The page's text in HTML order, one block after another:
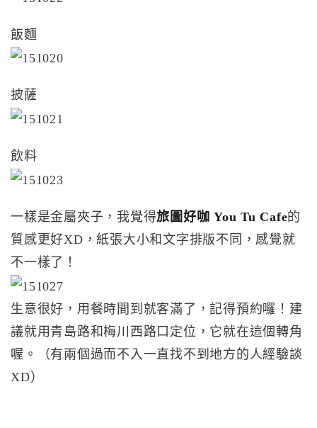
飯麵
披薩
飲料
一樣是金屬夾子，我覺得旅圖好咖 You Tu Cafe的
質感更好XD，紙張大小和文字排版不同，感覺就
不一樣了！
生意很好，用餐時間到就客滿了，記得預約囉！建
議就用青島路和梅川西路口定位，它就在這個轉角
喔。（有兩個過而不入一直找不到地方的人經驗談
XD）